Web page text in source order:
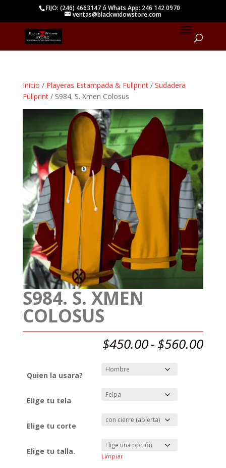
FIJO: (246) 4663147 ó Whats App: 246 142 0970
ventas@blackwidowstore.com
Inicio / Playeras Estampada & Fullprint/ Sudadera
Fullprint/ S984. S. Xmen Colosus
S984. S. XMEN
COLOSUS
$450.00-$560.00
Quien la usara?
Elige tu tela
Elige tu corte
Elige tu talla.
Limpiar